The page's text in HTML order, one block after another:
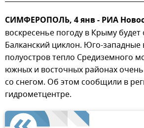
СИМФЕРОПОЛЬ, 4 янв - РИА
воскресенье погоду в Крыму будет
Балканский циклон. Юго-западные
полуостров тепло Средиземного
южных и восточных районах
со снегом. Об этом сообщили в
гидрометцентре.